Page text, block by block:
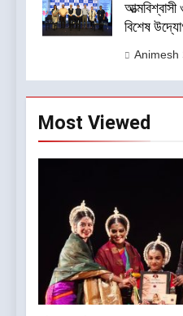
বিশেষ
Animesh
Most Viewed
5